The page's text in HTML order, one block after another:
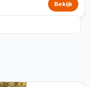
Bekijk